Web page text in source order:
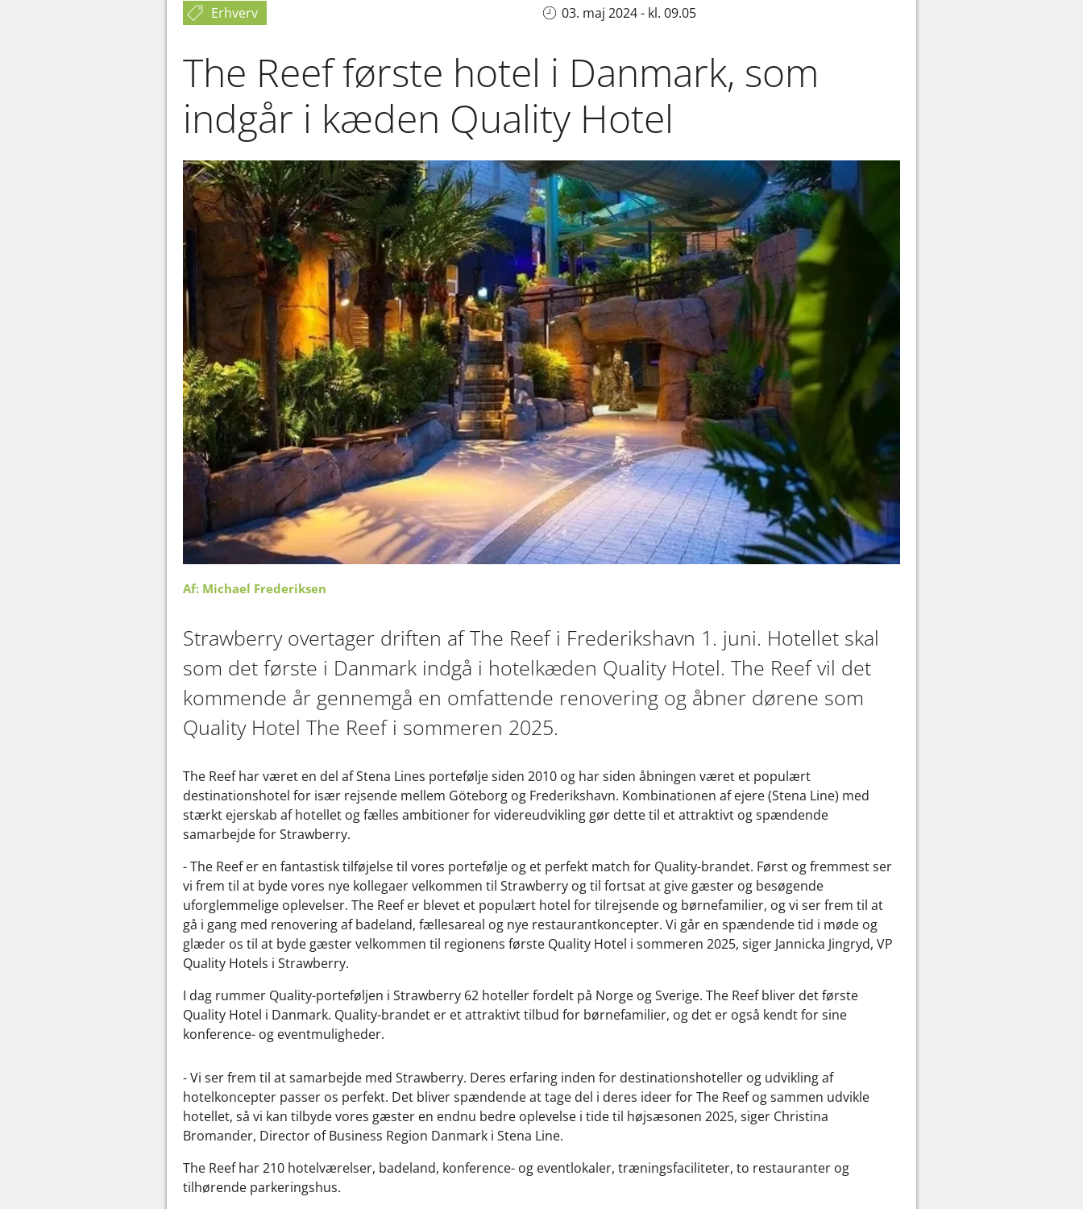
Erhverv 03. maj 2024 - kl. 09.05
The Reef første hotel i Danmark, som
indgår i kæden Quality Hotel
Af: Michael Frederiksen
Strawberry overtager driften af The Reef i Frederikshavn 1. juni. Hotellet skal
som det første i Danmark indgå i hotelkæden Quality Hotel. The Reef vil det
kommende år gennemgå en omfattende renovering og åbner dørene som
Quality Hotel The Reef i sommeren 2025.
The Reef har været en del af Stena Lines portefølje siden 2010 og har siden åbningen været et populært
destinationshotel for især rejsende mellem Göteborg og Frederikshavn. Kombinationen af ejere (Stena Line) med
stærkt ejerskab af hotellet og fælles ambitioner for videreudvikling gør dette til et attraktivt og spændende
samarbejde for Strawberry.
- The Reef er en fantastisk tilføjelse til vores portefølje og et perfekt match for Quality-brandet. Først og fremmest ser
vi frem til at byde vores nye kollegaer velkommen til Strawberry og til fortsat at give gæster og besøgende
uforglemmelige oplevelser. The Reef er blevet et populært hotel for tilrejsende og børnefamilier, og vi ser frem til at
gå i gang med renovering af badeland, fællesareal og nye restaurantkoncepter. Vi går en spændende tid i møde og
glæder os til at byde gæster velkommen til regionens første Quality Hotel i sommeren 2025, siger Jannicka Jingryd, VP
Quality Hotels i Strawberry.
I dag rummer Quality-porteføljen i Strawberry 62 hoteller fordelt på Norge og Sverige. The Reef bliver det første
Quality Hotel i Danmark. Quality-brandet er et attraktivt tilbud for børnefamilier, og det er også kendt for sine
konference- og eventmuligheder.
- Vi ser frem til at samarbejde med Strawberry. Deres erfaring inden for destinationshoteller og udvikling af
hotelkoncepter passer os perfekt. Det bliver spændende at tage del i deres ideer for The Reef og sammen udvikle
hotellet, så vi kan tilbyde vores gæster en endnu bedre oplevelse i tide til højsæsonen 2025, siger Christina
Bromander, Director of Business Region Danmark i Stena Line.
The Reef har 210 hotelværelser, badeland, konference- og eventlokaler, træningsfaciliteter, to restauranter og
tilhørende parkeringshus.